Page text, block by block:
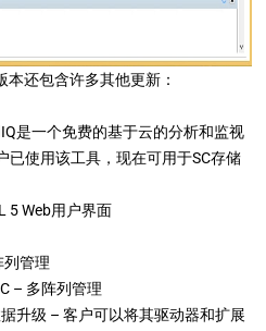
本还包含许多其他更新：
是一个免费的基于云的分析和监视
已使用该工具，现在可用于SC存储
5 Web用户界面
列管理
– 多阵列管理
升级 – 客户可以将其驱动器和扩展